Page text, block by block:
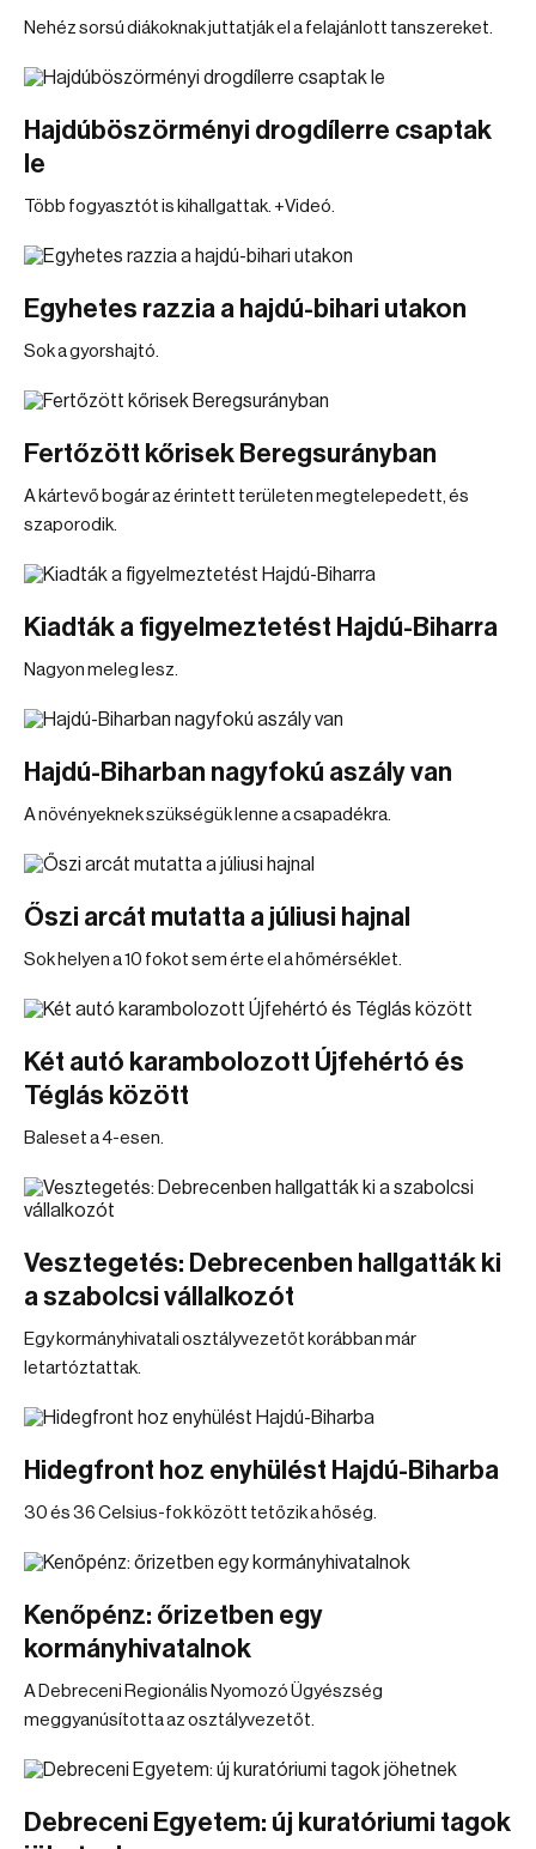
Nehéz sorsú diákoknak juttatják el a felajánlott tanszereket.
Hajdúböszörményi drogdílerre csaptak
le
Több fogyasztót is kihallgattak. +Videó.
Egyhetes razzia a hajdú-bihari utakon
Sok a gyorshajtó.
Fertőzött kőrisek Beregsurányban
A kártevő bogár az érintett területen megtelepedett, és
szaporodik.
Kiadták a figyelmeztetést Hajdú-Biharra
Nagyon meleg lesz.
Hajdú-Biharban nagyfokú aszály van
A növényeknek szükségük lenne a csapadékra.
Őszi arcát mutatta a júliusi hajnal
Sok helyen a 10 fokot sem érte el a hőmérséklet.
Két autó karambolozott Újfehértó és
Téglás között
Baleset a 4-esen.
Vesztegetés: Debrecenben hallgatták ki
a szabolcsi vállalkozót
Egy kormányhivatali osztályvezetőt korábban már
letartóztattak.
Hidegfront hoz enyhülést Hajdú-Biharba
30 és 36 Celsius-fok között tetőzik a hőség.
Kenőpénz: őrizetben egy
kormányhivatalnok
A Debreceni Regionális Nyomozó Ügyészség
meggyanúsította az osztályvezetőt.
Debreceni Egyetem: új kuratóriumi tagok